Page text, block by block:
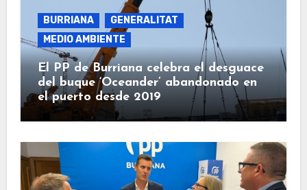
BURRIANA
GENERALITAT
MEDIO AMBIENTE
El PP de Burriana celebra el desguace
del buque ‘Oceander’ abandonado en
el puerto desde 2019